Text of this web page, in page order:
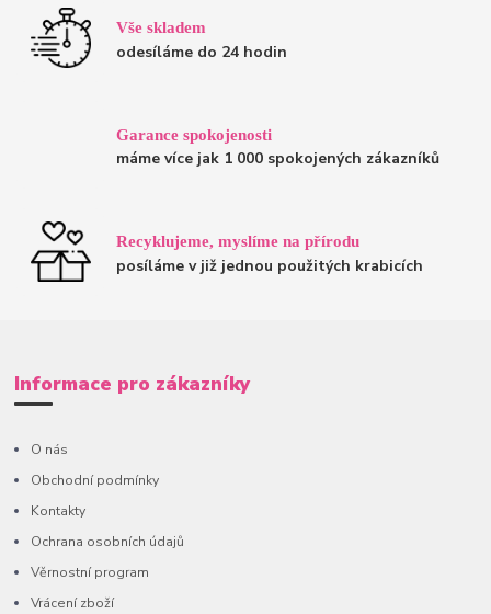
Vše skladem
odesíláme do 24 hodin
Garance spokojenosti
máme více jak 1 000 spokojených zákazníků
Recyklujeme, myslíme na přírodu
posíláme v již jednou použitých krabicích
Informace pro zákazníky
O nás
Obchodní podmínky
Kontakty
Ochrana osobních údajů
Věrnostní program
Vrácení zboží